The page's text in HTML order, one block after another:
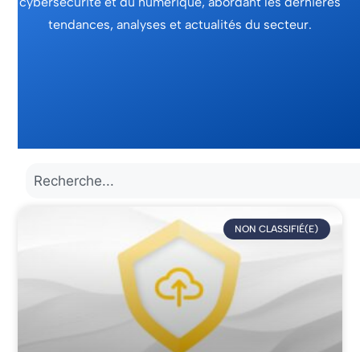
tendances, analyses et actualités du secteur.
NON CLASSIFIÉ(E)